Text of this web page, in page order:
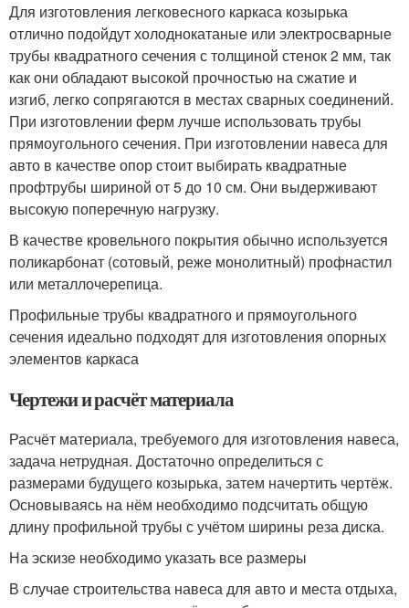
Для изготовления легковесного каркаса козырька
отлично подойдут холоднокатаные или электросварные
трубы квадратного сечения с толщиной стенок 2 мм, так
как они обладают высокой прочностью на сжатие и
изгиб, легко сопрягаются в местах сварных соединений.
При изготовлении ферм лучше использовать трубы
прямоугольного сечения. При изготовлении навеса для
авто в качестве опор стоит выбирать квадратные
профтрубы шириной от 5 до 10 см. Они выдерживают
высокую поперечную нагрузку.
В качестве кровельного покрытия обычно используется
поликарбонат (сотовый, реже монолитный) профнастил
или металлочерепица.
Профильные трубы квадратного и прямоугольного
сечения идеально подходят для изготовления опорных
элементов каркаса
Чертежи и расчёт материала
Расчёт материала, требуемого для изготовления навеса,
задача нетрудная. Достаточно определиться с
размерами будущего козырька, затем начертить чертёж.
Основываясь на нём необходимо подсчитать общую
длину профильной трубы с учётом ширины реза диска.
На эскизе необходимо указать все размеры
В случае строительства навеса для авто и места отдыха,